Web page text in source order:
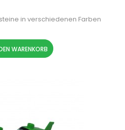
in verschiedenen Farben
WARENKORB